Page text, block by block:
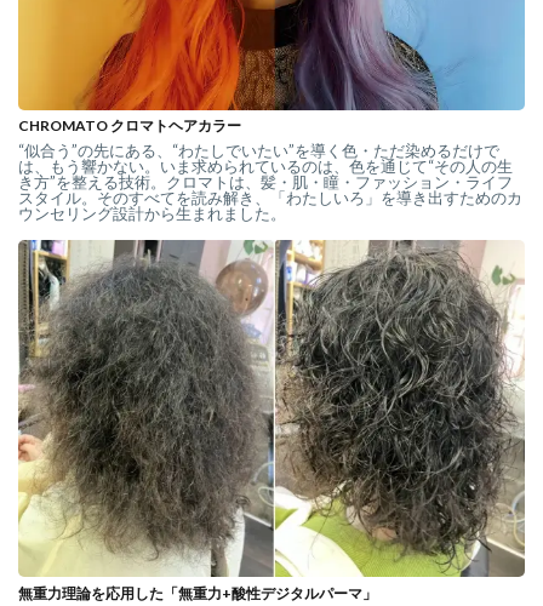
CHROMATO クロマトヘアカラー
“似合う”の先にある、“わたしでいたい”を導く色・ただ染めるだけで
は、もう響かない。いま求められているのは、色を通じて“その人の生
き方”を整える技術。クロマトは、髪・肌・瞳・ファッション・ライフ
スタイル。そのすべてを読み解き、「わたしいろ」を導き出すためのカ
ウンセリング設計から生まれました。
無重力理論を応用した「無重力+酸性デジタルパーマ」